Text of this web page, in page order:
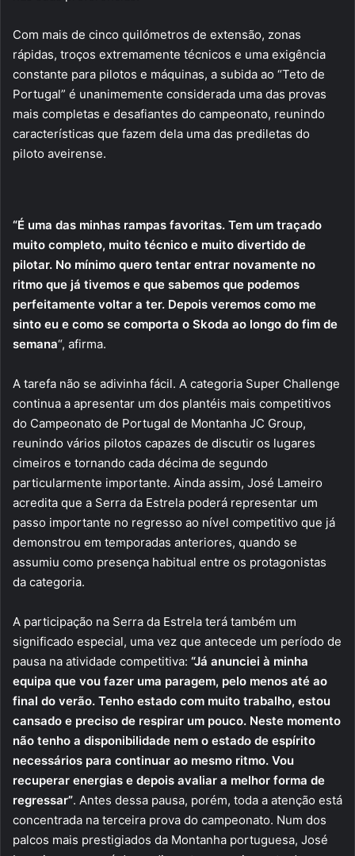
Com mais de cinco quilómetros de extensão, zonas
rápidas, troços extremamente técnicos e uma exigência
constante para pilotos e máquinas, a subida ao “Teto de
Portugal” é unanimemente considerada uma das provas
mais completas e desafiantes do campeonato, reunindo
características que fazem dela uma das prediletas do
piloto aveirense.
“É uma das minhas rampas favoritas. Tem um traçado
muito completo, muito técnico e muito divertido de
pilotar. No mínimo quero tentar entrar novamente no
ritmo que já tivemos e que sabemos que podemos
perfeitamente voltar a ter. Depois veremos como me
sinto eu e como se comporta o Skoda ao longo do fim de
semana“, afirma.
A tarefa não se adivinha fácil. A categoria Super Challenge
continua a apresentar um dos plantéis mais competitivos
do Campeonato de Portugal de Montanha JC Group,
reunindo vários pilotos capazes de discutir os lugares
cimeiros e tornando cada décima de segundo
particularmente importante. Ainda assim, José Lameiro
acredita que a Serra da Estrela poderá representar um
passo importante no regresso ao nível competitivo que já
demonstrou em temporadas anteriores, quando se
assumiu como presença habitual entre os protagonistas
da categoria.
A participação na Serra da Estrela terá também um
significado especial, uma vez que antecede um período de
pausa na atividade competitiva: “Já anunciei à minha
equipa que vou fazer uma paragem, pelo menos até ao
final do verão. Tenho estado com muito trabalho, estou
cansado e preciso de respirar um pouco. Neste momento
não tenho a disponibilidade nem o estado de espírito
necessários para continuar ao mesmo ritmo. Vou
recuperar energias e depois avaliar a melhor forma de
regressar”. Antes dessa pausa, porém, toda a atenção está
concentrada na terceira prova do campeonato. Num dos
palcos mais prestigiados da Montanha portuguesa, José